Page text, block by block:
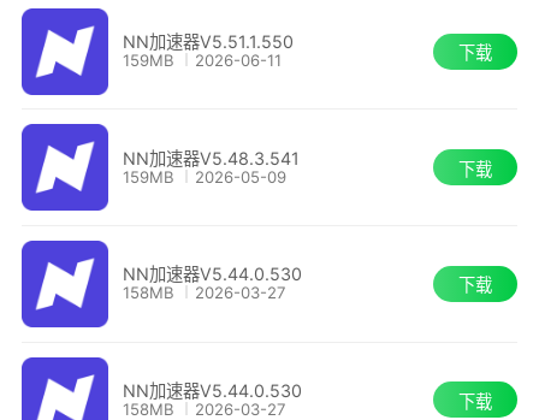
NN加速器V5.51.1.550
159MB 2026-06-11 下载
NN加速器V5.48.3.541
159MB 2026-05-09 下载
NN加速器V5.44.0.530
158MB 2026-03-27 下载
NN加速器V5.44.0.530
158MB 2026-03-27 下载